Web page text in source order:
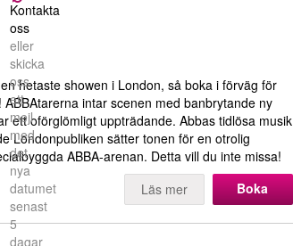
Kontakta
oss
eller
skicka
oss
ett
mejl
med
det
nya
datumet
senast
5
dagar
hetaste showen i London, så boka i förväg för
intar scenen med banbrytande ny
ett oförglömligt uppträdande. Abbas tidlösa musik
Londonpubliken sätter tonen för en otrolig
ABBA-arenan. Detta vill du inte missa!
Läs mer Boka